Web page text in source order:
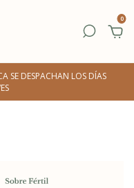
0
SE DESPACHAN LOS DÍAS